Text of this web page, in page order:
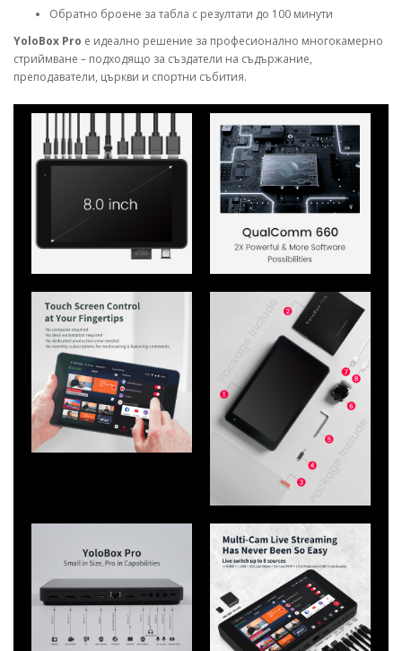
Обратно броене за табла с резултати до 100 минути
YoloBox Pro е идеално решение за професионално многокамерно
стриймване – подходящо за създатели на съдържание,
преподаватели, църкви и спортни събития.